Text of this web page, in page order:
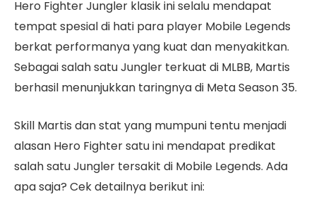
Hero Fighter Jungler klasik ini selalu mendapat
tempat spesial di hati para player Mobile Legends
berkat performanya yang kuat dan menyakitkan.
Sebagai salah satu Jungler terkuat di MLBB, Martis
berhasil menunjukkan taringnya di Meta Season 35.
Skill Martis dan stat yang mumpuni tentu menjadi
alasan Hero Fighter satu ini mendapat predikat
salah satu Jungler tersakit di Mobile Legends. Ada
apa saja? Cek detailnya berikut ini: